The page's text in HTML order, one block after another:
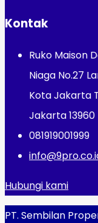
Kontak
Ruko Maison
Niaga No.27
Kota Jakarta
Jakarta 13960
081919001999
Hubungi kami
PT. Sembilan